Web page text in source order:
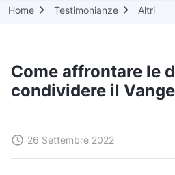
Home Testimonianze Altri
Come affrontare le
condividere il
26 Settembre 2022